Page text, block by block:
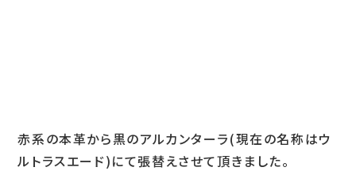
赤系の本革から黒のアルカンターラ(現在の名称はウ
ルトラスエード)にて張替えさせて頂きました。